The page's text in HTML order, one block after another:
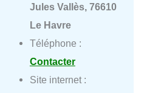
Jules Vallès, 76610
Le Havre
Téléphone :
Contacter
Site internet :